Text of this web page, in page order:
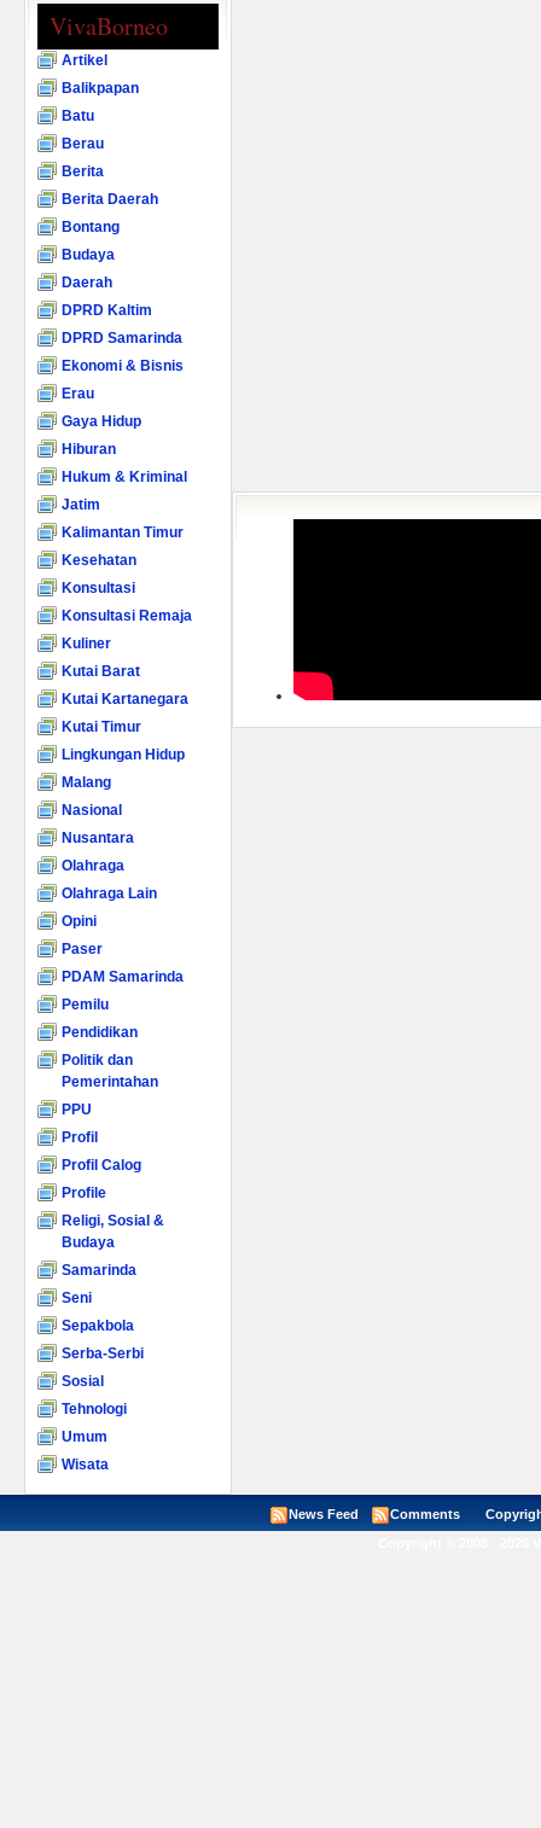
VivaBorneo
Artikel
Balikpapan
Batu
Berau
Berita
Berita Daerah
Bontang
Budaya
Daerah
DPRD Kaltim
DPRD Samarinda
Ekonomi & Bisnis
Erau
Gaya Hidup
Hiburan
Hukum & Kriminal
Jatim
Kalimantan Timur
Kesehatan
Konsultasi
Konsultasi Remaja
Kuliner
Kutai Barat
Kutai Kartanegara
Kutai Timur
Lingkungan Hidup
Malang
Nasional
Nusantara
Olahraga
Olahraga Lain
Opini
Paser
PDAM Samarinda
Pemilu
Pendidikan
Politik dan
Pemerintahan
PPU
Profil
Profil Calog
Profile
Religi, Sosial &
Budaya
Samarinda
Seni
Sepakbola
Serba-Serbi
Sosial
Tehnologi
Umum
Wisata
News Feed Comments Copyright